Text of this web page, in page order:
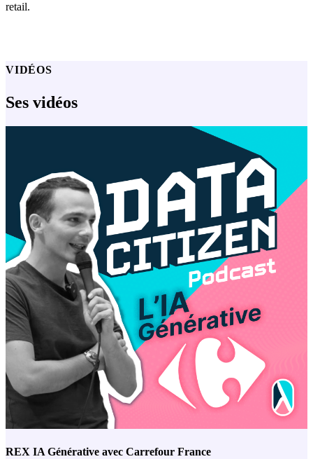
retail.
VIDÉOS
Ses vidéos
REX IA Générative avec Carrefour France